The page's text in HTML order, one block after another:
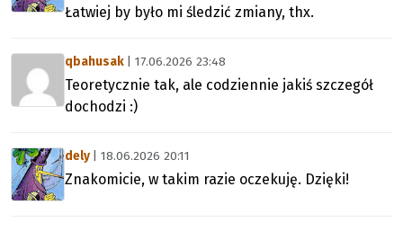
Łatwiej by było mi śledzić zmiany, thx.
qbahusak | 17.06.2026 23:48
Teoretycznie tak, ale codziennie jakiś szczegół
dochodzi :)
dely | 18.06.2026 20:11
Znakomicie, w takim razie oczekuję. Dzięki!